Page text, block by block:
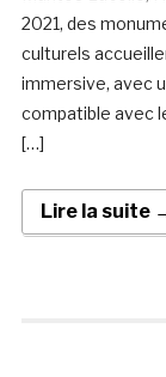
2021, des
culturels
immersive, avec
compatible avec
[…]
Lire la suite